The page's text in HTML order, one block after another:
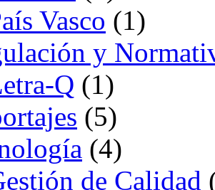
Vasco (1)
y
Q (1)
(5)
(4)
de Calidad